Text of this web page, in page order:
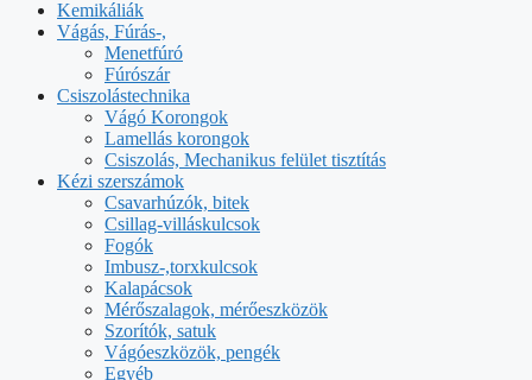
Kemikáliák
Vágás, Fúrás-,
Menetfúró
Fúrószár
Csiszolástechnika
Vágó Korongok
Lamellás korongok
Csiszolás, Mechanikus felület tisztítás
Kézi szerszámok
Csavarhúzók, bitek
Csillag-villáskulcsok
Fogók
Imbusz-,torxkulcsok
Kalapácsok
Mérőszalagok, mérőeszközök
Szorítók, satuk
Vágóeszközök, pengék
Egyéb